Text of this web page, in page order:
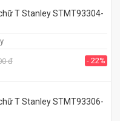
T Stanley STMT93304-
đ - 22%
T Stanley STMT93306-